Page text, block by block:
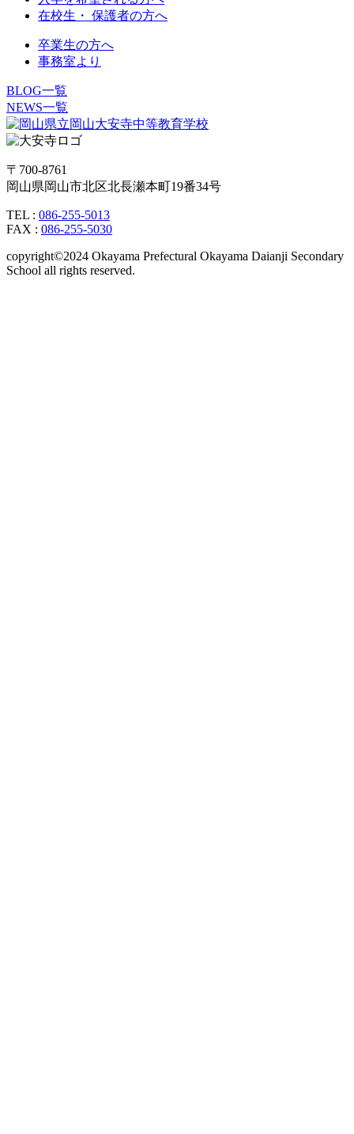
在校生・ 保護者の方へ
卒業生の方へ
事務室より
BLOG一覧
NEWS一覧
〒700-8761
岡山県岡山市北区北長瀬本町19番34号
TEL : 086-255-5013
FAX : 086-255-5030
copyright©2024 Okayama Prefectural Okayama Daianji Secondary
School all rights reserved.